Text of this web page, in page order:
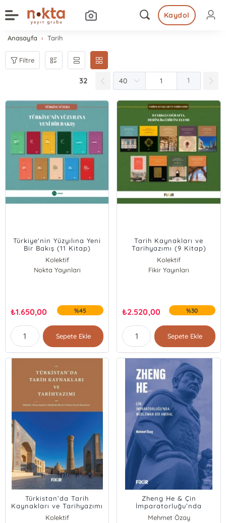
Kaydol
Anasayfa Tarih
Filtre
32 1
Türkiye'nin Yüzyılına Yeni
Bir Bakış (11 Kitap)
Kolektif
Nokta Yayınları
₺1.650,00 %45
Sepete Ekle
Tarih Kaynakları ve
Tarihyazımı (9 Kitap)
Kolektif
Fikir Yayınları
₺2.520,00 %30
Sepete Ekle
Türkistan’da Tarih
Kaynakları ve Tarihyazımı
Kolektif
Zheng He & Çin
İmparatorluğu’nda
Müslüman Bir Amiral
Mehmet Özay